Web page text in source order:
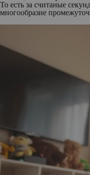
То есть за считаные
многообразие